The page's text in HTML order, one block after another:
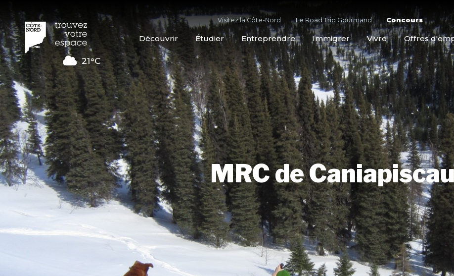
21°C
Visitez la Côte-Nord Le Road Trip Gourmand Concours
Découvrir Étudier Entreprendre Immigrer Vivre Offres
MRC de